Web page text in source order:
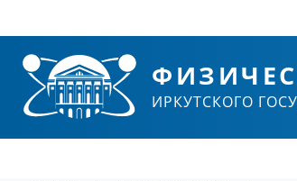
ИРКУТСКОГО